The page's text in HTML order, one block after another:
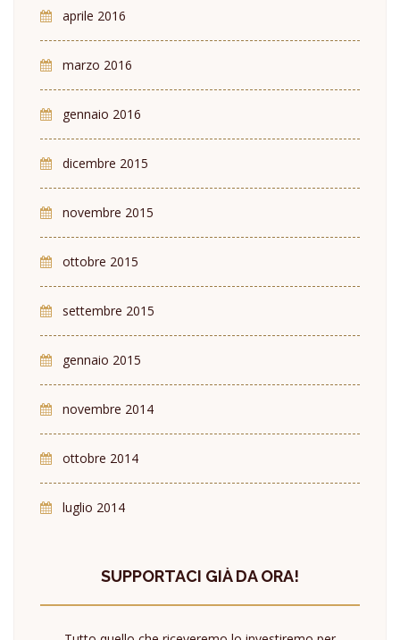
aprile 2016
marzo 2016
gennaio 2016
dicembre 2015
novembre 2015
ottobre 2015
settembre 2015
gennaio 2015
novembre 2014
ottobre 2014
luglio 2014
SUPPORTACI GIÀ DA ORA!